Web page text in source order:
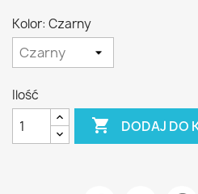
Kolor: Czarny
Ilość
 DODAJ DO